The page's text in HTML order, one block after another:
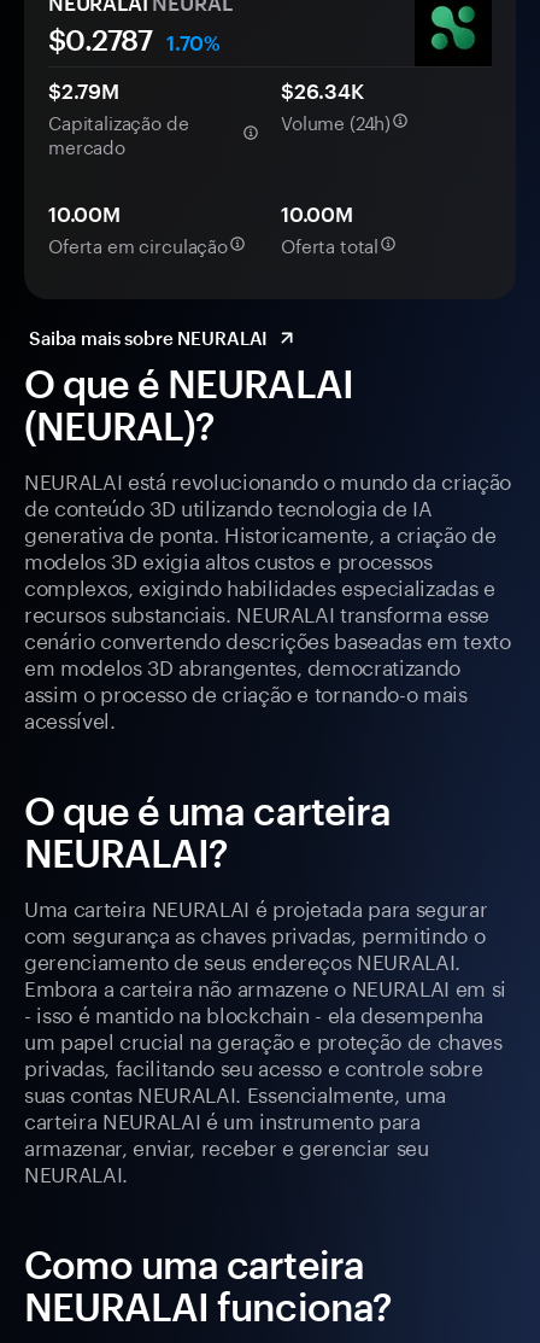
O que é NEURALAI
(NEURAL)?
NEURALAI está revolucionando o mundo da criação
de conteúdo 3D utilizando tecnologia de IA
generativa de ponta. Historicamente, a criação de
modelos 3D exigia altos custos e processos
complexos, exigindo habilidades especializadas e
recursos substanciais. NEURALAI transforma esse
cenário convertendo descrições baseadas em texto
em modelos 3D abrangentes, democratizando
assim o processo de criação e tornando-o mais
acessível.
O que é uma carteira
NEURALAI?
Uma carteira NEURALAI é projetada para segurar
com segurança as chaves privadas, permitindo o
gerenciamento de seus endereços NEURALAI.
Embora a carteira não armazene o NEURALAI em si
- isso é mantido na blockchain - ela desempenha
um papel crucial na geração e proteção de chaves
privadas, facilitando seu acesso e controle sobre
suas contas NEURALAI. Essencialmente, uma
carteira NEURALAI é um instrumento para
armazenar, enviar, receber e gerenciar seu
NEURALAI.
Como uma carteira
NEURALAI funciona?
$0.2787
1.70%
$2.79M
Capitalização de
mercado
$26.34K
Volume (24h)
10.00M
Oferta em circulação
10.00M
Oferta total
Saiba mais sobre NEURALAI